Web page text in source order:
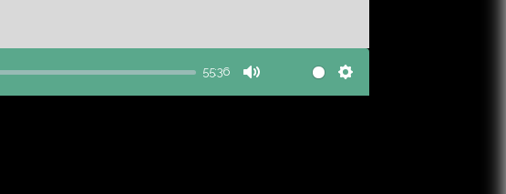
55:36
Mute Settings